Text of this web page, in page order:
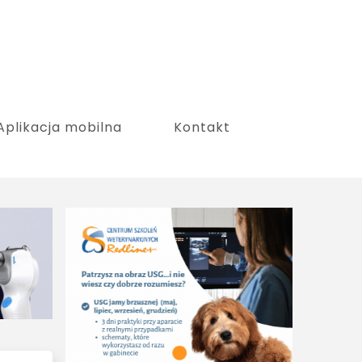
mobilna Kontakt